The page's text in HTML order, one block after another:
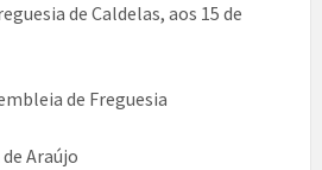
de Caldelas, aos 15 de
de Freguesia
Araújo